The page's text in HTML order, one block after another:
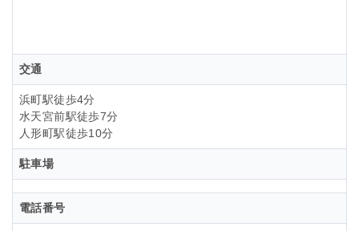
交通
浜町駅徒歩4分
水天宮前駅徒歩7分
人形町駅徒歩10分
駐車場
電話番号